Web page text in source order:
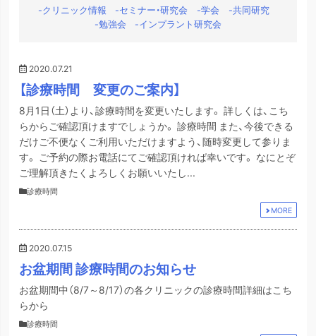
クリニック情報 セミナー・研究会 学会
共同研究
勉強会
インプラント研究会
2020.07.21
【診療時間 変更のご案内】
8月1日（土）より、診療時間を変更いたします。 詳しくは、こち
らからご確認頂けますでしょうか。 診療時間 また、今後できる
だけご不便なくご利用いただけますよう、随時変更して参りま
す。 ご予約の際お電話にてご確認頂ければ幸いです。 なにとぞ
ご理解頂きたくよろしくお願いいたし...
診療時間
MORE
2020.07.15
お盆期間 診療時間のお知らせ
お盆期間中（8/7～8/17）の各クリニックの診療時間詳細はこち
らから
診療時間